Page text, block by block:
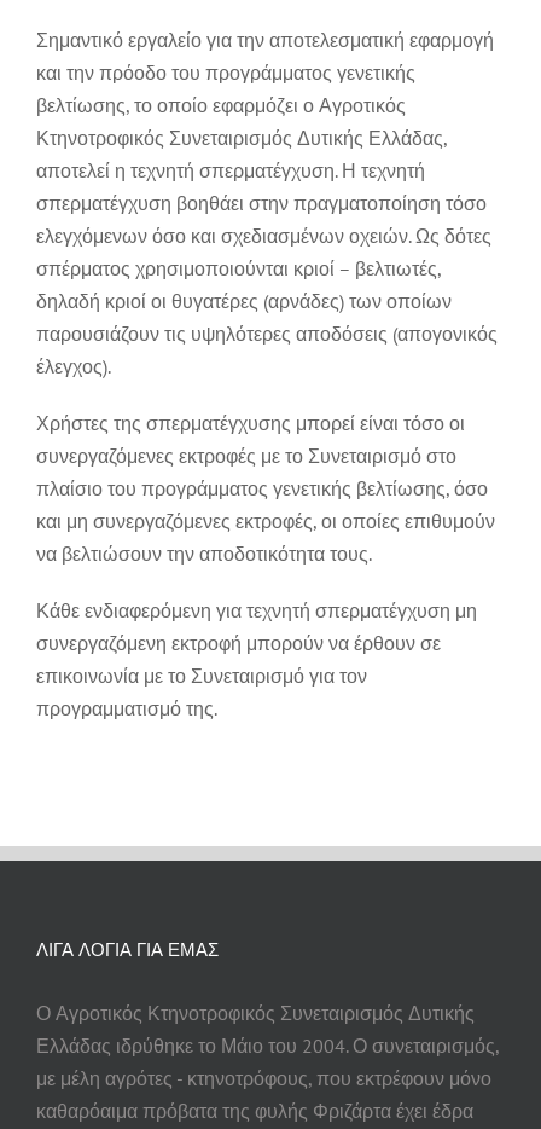
Σημαντικό εργαλείο για την αποτελεσματική εφαρμογή
και την πρόοδο του προγράμματος γενετικής
βελτίωσης, το οποίο εφαρμόζει ο Αγροτικός
Κτηνοτροφικός Συνεταιρισμός Δυτικής Ελλάδας,
αποτελεί η τεχνητή σπερματέγχυση. Η τεχνητή
σπερματέγχυση βοηθάει στην πραγματοποίηση τόσο
ελεγχόμενων όσο και σχεδιασμένων οχειών. Ως δότες
σπέρματος χρησιμοποιούνται κριοί – βελτιωτές,
δηλαδή κριοί οι θυγατέρες (αρνάδες) των οποίων
παρουσιάζουν τις υψηλότερες αποδόσεις (απογονικός
έλεγχος).
Χρήστες της σπερματέγχυσης μπορεί είναι τόσο οι
συνεργαζόμενες εκτροφές με το Συνεταιρισμό στο
πλαίσιο του προγράμματος γενετικής βελτίωσης, όσο
και μη συνεργαζόμενες εκτροφές, οι οποίες επιθυμούν
να βελτιώσουν την αποδοτικότητα τους.
Κάθε ενδιαφερόμενη για τεχνητή σπερματέγχυση μη
συνεργαζόμενη εκτροφή μπορούν να έρθουν σε
επικοινωνία με το Συνεταιρισμό για τον
προγραμματισμό της.
ΛΙΓΑ ΛΟΓΙΑ ΓΙΑ ΕΜΑΣ
Ο Αγροτικός Κτηνοτροφικός Συνεταιρισμός Δυτικής
Ελλάδας ιδρύθηκε το Μάιο του 2004. Ο συνεταιρισμός,
με μέλη αγρότες - κτηνοτρόφους, που εκτρέφουν μόνο
καθαρόαιμα πρόβατα της φυλής Φριζάρτα έχει έδρα